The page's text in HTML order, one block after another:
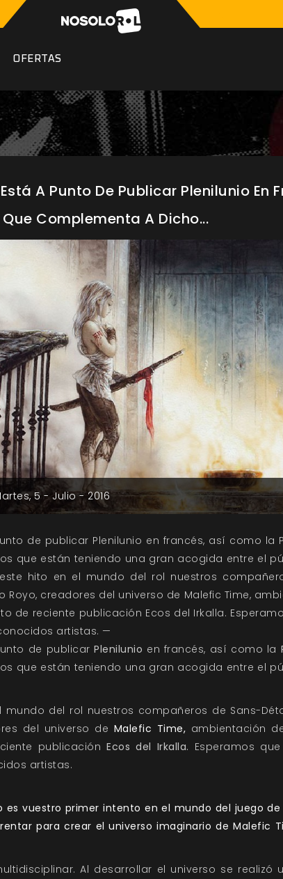
OFERTAS
A Punto De Publicar Plenilunio En
Complementa A Dicho...
5 - Julio -2016
de publicar Plenilunio en francés, así como la
que están teniendo una gran acogida entre el
hito en el mundo del rol nuestros
Royo, creadores del universo de Malefic Time,
de reciente publicación Ecos del Irkalla.
artistas. —
de publicarPlenilunio en francés, así como la
que están teniendo una gran acogida entre el
mundo del rol nuestros compañeros de Sans-
del universo de Malefic Time, ambientación
publicaciónEcos del Irkalla. Esperamos
artistas.
es vuestro primer intento en el mundo del juego
para crear el universo imaginario de Malefic
Al desarrollar el universo se realizó